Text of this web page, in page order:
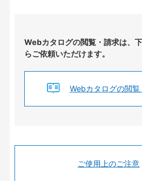
Webカタログの閲覧・請求は、
らご依頼いただけます。
Webカタログの閲覧
ご使用上のご注意